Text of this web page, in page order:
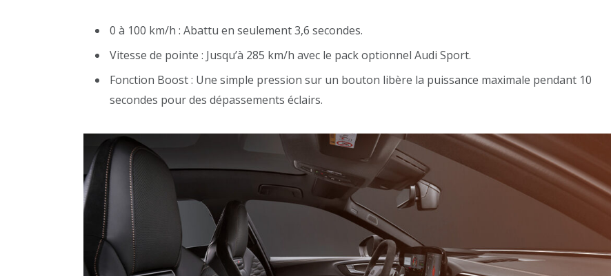
0 à 100 km/h : Abattu en seulement 3,6 secondes.
Vitesse de pointe : Jusqu’à 285 km/h avec le pack optionnel Audi Sport.
Fonction Boost : Une simple pression sur un bouton libère la puissance maximale pendant 10
secondes pour des dépassements éclairs.